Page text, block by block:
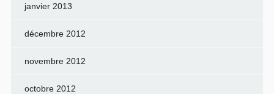
janvier 2013
décembre 2012
novembre 2012
octobre 2012